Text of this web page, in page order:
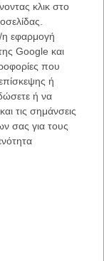
κλικ στο
η εφαρμογή
Google και
που
ή
ή να
τις σημάνσεις
σας για τους
έφτασε τις 246
Ταυτόχρονα,
τα 81
1.8 εκατομμύρια
ενώ το emoji
and the Furious» το
(128
εκατομμύρια